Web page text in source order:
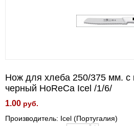
Нож для хлеба 250/375 мм. с
черный HoReCa Icel /1/6/
1.00 руб.
Производитель: Icel (Португалия)